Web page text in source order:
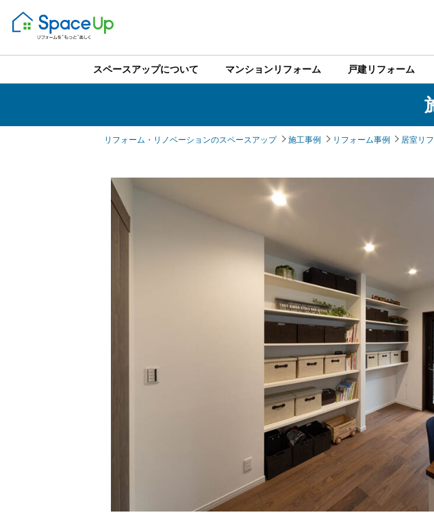
スペースアップについて マンションリフォーム 戸建リフォーム
リフォーム・リノベーションのスペースアップ 施工事例 リフォーム事例 居室リ